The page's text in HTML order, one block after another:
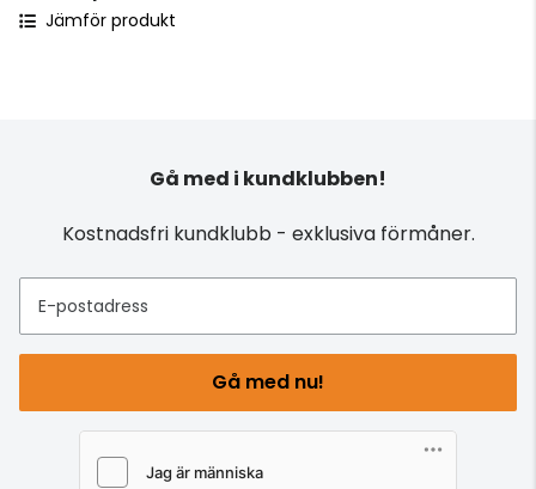
Jämför produkt
Gå med i kundklubben!
Kostnadsfri kundklubb - exklusiva förmåner.
E-postadress
Gå med nu!